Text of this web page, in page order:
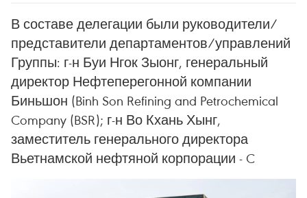
В составе делегации были руководители/
представители департаментов/управлений
Группы: г-н Буи Нгок Зыонг, генеральный
директор Нефтеперегонной компании
Биньшон (Binh Son Refining and Petrochemical
Company (BSR); г-н Во Кхань Хынг,
заместитель генерального директора
Вьетнамской нефтяной корпорации - C